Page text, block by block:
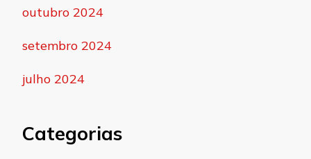
outubro 2024
setembro 2024
julho 2024
Categorias